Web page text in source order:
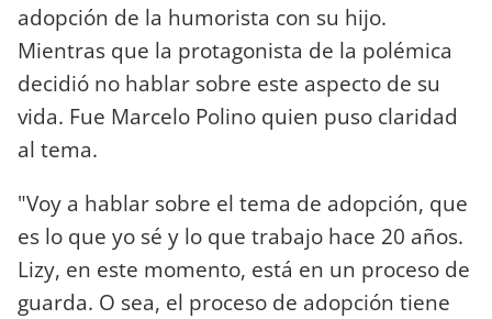
adopción de la humorista con su hijo.
Mientras que la protagonista de la polémica
decidió no hablar sobre este aspecto de su
vida. Fue Marcelo Polino quien puso claridad
al tema.
"Voy a hablar sobre el tema de adopción, que
es lo que yo sé y lo que trabajo hace 20 años.
Lizy, en este momento, está en un proceso de
guarda. O sea, el proceso de adopción tiene